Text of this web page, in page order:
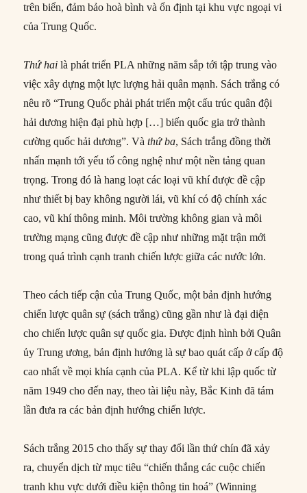
trên biển, đảm bảo hoà bình và ổn định tại khu vực ngoại vi
của Trung Quốc.
Thứ hai là phát triển PLA những năm sắp tới tập trung vào
việc xây dựng một lực lượng hải quân mạnh. Sách trắng có
nêu rõ “Trung Quốc phải phát triển một cấu trúc quân đội
hải dương hiện đại phù hợp […] biến quốc gia trở thành
cường quốc hải dương”. Vàthứ ba, Sách trắng đồng thời
nhấn mạnh tới yếu tố công nghệ như một nền tảng quan
trọng. Trong đó là hang loạt các loại vũ khí được đề cập
như thiết bị bay không người lái, vũ khí có độ chính xác
cao, vũ khí thông minh. Môi trường không gian và môi
trường mạng cũng được đề cập như những mặt trận mới
trong quá trình cạnh tranh chiến lược giữa các nước lớn.
Theo cách tiếp cận của Trung Quốc, một bản định hướng
chiến lược quân sự (sách trắng) cũng gần như là đại diện
cho chiến lược quân sự quốc gia. Được định hình bởi Quân
ủy Trung ương, bản định hướng là sự bao quát cấp ở cấp độ
cao nhất về mọi khía cạnh của PLA. Kể từ khi lập quốc từ
năm 1949 cho đến nay, theo tài liệu này, Bắc Kinh đã tám
lần đưa ra các bản định hướng chiến lược.
Sách trắng 2015 cho thấy sự thay đổi lần thứ chín đã xảy
ra, chuyển dịch từ mục tiêu “chiến thắng các cuộc chiến
tranh khu vực dưới điều kiện thông tin hoá” (Winning